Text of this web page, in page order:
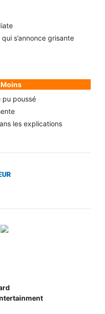
s’annonce grisante
pu poussé
les explications